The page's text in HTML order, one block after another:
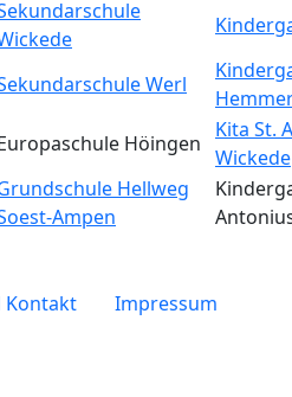
Werl
Höingen
Kita St.
Wickede
Hellweg
Ampen
Kontakt
Impressum